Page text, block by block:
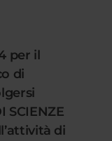
per il
di
SCIENZE
di